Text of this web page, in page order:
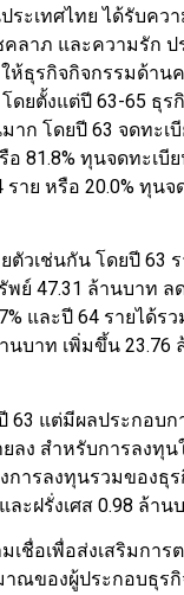
ะเทศไทย ได้รับค
คลาภ และความรัก
ห้ธุรกิจกิจกรรมด้า
ดยตั้งแต่ปี 63-65 ธุ
ก โดยปี 63 จดทะเ
81.8% ทุนจดทะเ
ราย หรือ 20.0% ทุน
วเช่นกัน โดยปี 63
ย์ 47.31 ล้านบาท ล
และปี 64 รายได้ร
บาท เพิ่มขึ้น 23.76
63 แต่มีผลประกอบ
ลง สำหรับการลงทุ
การลงทุนรวมของธุ
ะฝรั่งเศส 0.98 ล้าน
ชื่อเพื่อส่งเสริมการ
ณของผู้ประกอบธุร